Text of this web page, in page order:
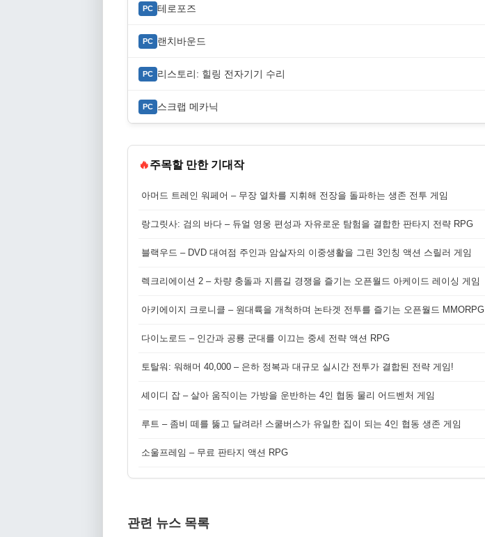
PC 테로포즈
PC 랜치바운드
PC 리스토리: 힐링 전자기기 수리
PC 스크랩 메카닉
🔥주목할 만한 기대작
아머드 트레인 워페어 – 무장 열차를 지휘해 전장을 돌파하는 생존 전투 게임
랑그릿사: 검의 바다 – 듀얼 영웅 편성과 자유로운 탐험을 결합한 판타지 전략 RPG
블랙우드 – DVD 대여점 주인과 암살자의 이중생활을 그린 3인칭 액션 스릴러 게임
렉크리에이션 2 – 차량 충돌과 지름길 경쟁을 즐기는 오픈월드 아케이드 레이싱 게임
아키에이지 크로니클 – 원대륙을 개척하며 논타겟 전투를 즐기는 오픈월드 MMORPG
다이노로드 – 인간과 공룡 군대를 이끄는 중세 전략 액션 RPG
토탈워: 워해머 40,000 – 은하 정복과 대규모 실시간 전투가 결합된 전략 게임!
셰이디 잡 – 살아 움직이는 가방을 운반하는 4인 협동 물리 어드벤처 게임
루트 – 좀비 떼를 뚫고 달려라! 스쿨버스가 유일한 집이 되는 4인 협동 생존 게임
소울프레임 – 무료 판타지 액션 RPG
관련 뉴스 목록